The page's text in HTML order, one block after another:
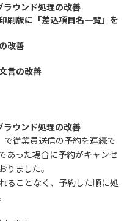
ウンド処理の改善
刷版に「差込項目名一覧」を
改善
言の改善
ウンド処理の改善
従業員送信の予約を連続で
あった場合に予約がキャンセ
ました。
ることなく、予約した順に処